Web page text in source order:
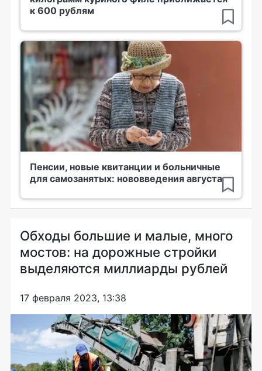
к 600 рублям
Пенсии, новые квитанции и больничные
для самозанятых: нововведения августа
Обходы большие и малые, много
мостов: на дорожные стройки
выделяются миллиарды рублей
17 февраля 2023, 13:38